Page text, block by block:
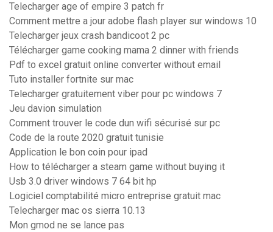
Telecharger age of empire 3 patch fr
Comment mettre a jour adobe flash player sur windows 10
Telecharger jeux crash bandicoot 2 pc
Télécharger game cooking mama 2 dinner with friends
Pdf to excel gratuit online converter without email
Tuto installer fortnite sur mac
Telecharger gratuitement viber pour pc windows 7
Jeu davion simulation
Comment trouver le code dun wifi sécurisé sur pc
Code de la route 2020 gratuit tunisie
Application le bon coin pour ipad
How to télécharger a steam game without buying it
Usb 3.0 driver windows 7 64 bit hp
Logiciel comptabilité micro entreprise gratuit mac
Telecharger mac os sierra 10.13
Mon gmod ne se lance pas